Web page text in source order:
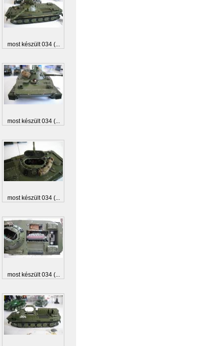
most készült 034 (...
most készült 034 (...
most készült 034 (...
most készült 034 (...